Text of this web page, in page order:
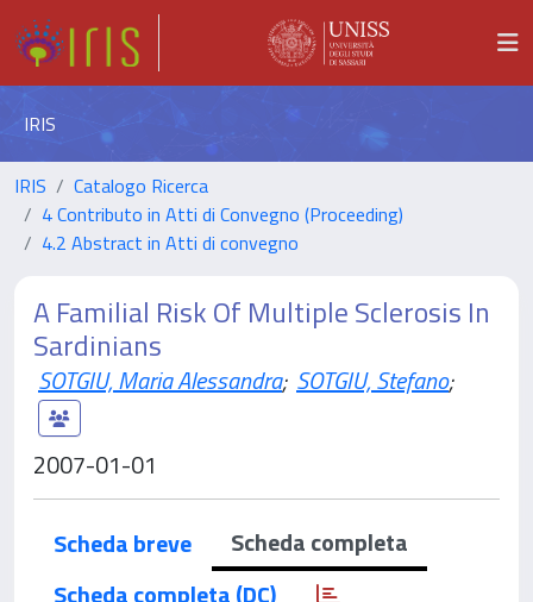
IRIS
IRIS
Catalogo Ricerca
4 Contributo in Atti di Convegno (Proceeding)
4.2 Abstract in Atti di convegno
A Familial Risk Of Multiple Sclerosis In
Sardinians
SOTGIU, Maria Alessandra; SOTGIU, Stefano;
2007-01-01
Scheda breve
Scheda completa
Scheda completa (DC)